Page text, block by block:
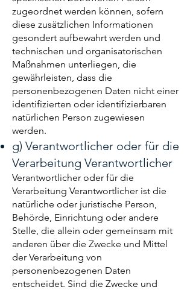
zugeordnet werden können, sofern
diese zusätzlichen Informationen
gesondert aufbewahrt werden und
technischen und organisatorischen
Maßnahmen unterliegen, die
gewährleisten, dass die
personenbezogenen Daten nicht einer
identifizierten oder identifizierbaren
natürlichen Person zugewiesen
werden.
g) Verantwortlicher oder für die
Verarbeitung Verantwortlicher
Verantwortlicher oder für die
Verarbeitung Verantwortlicher ist die
natürliche oder juristische Person,
Behörde, Einrichtung oder andere
Stelle, die allein oder gemeinsam mit
anderen über die Zwecke und Mittel
der Verarbeitung von
personenbezogenen Daten
entscheidet. Sind die Zwecke und